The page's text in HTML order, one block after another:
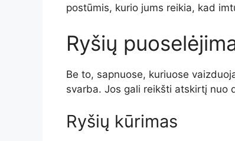
postūmis, kurio jums reikia, kad
Ryšių
Be to, sapnuose, kuriuose
svarba. Jos gali reikšti atskirtį nuo
Ryšių kūrimas